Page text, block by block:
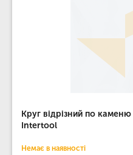
Круг відрізний по
Intertool
Немає в наявності